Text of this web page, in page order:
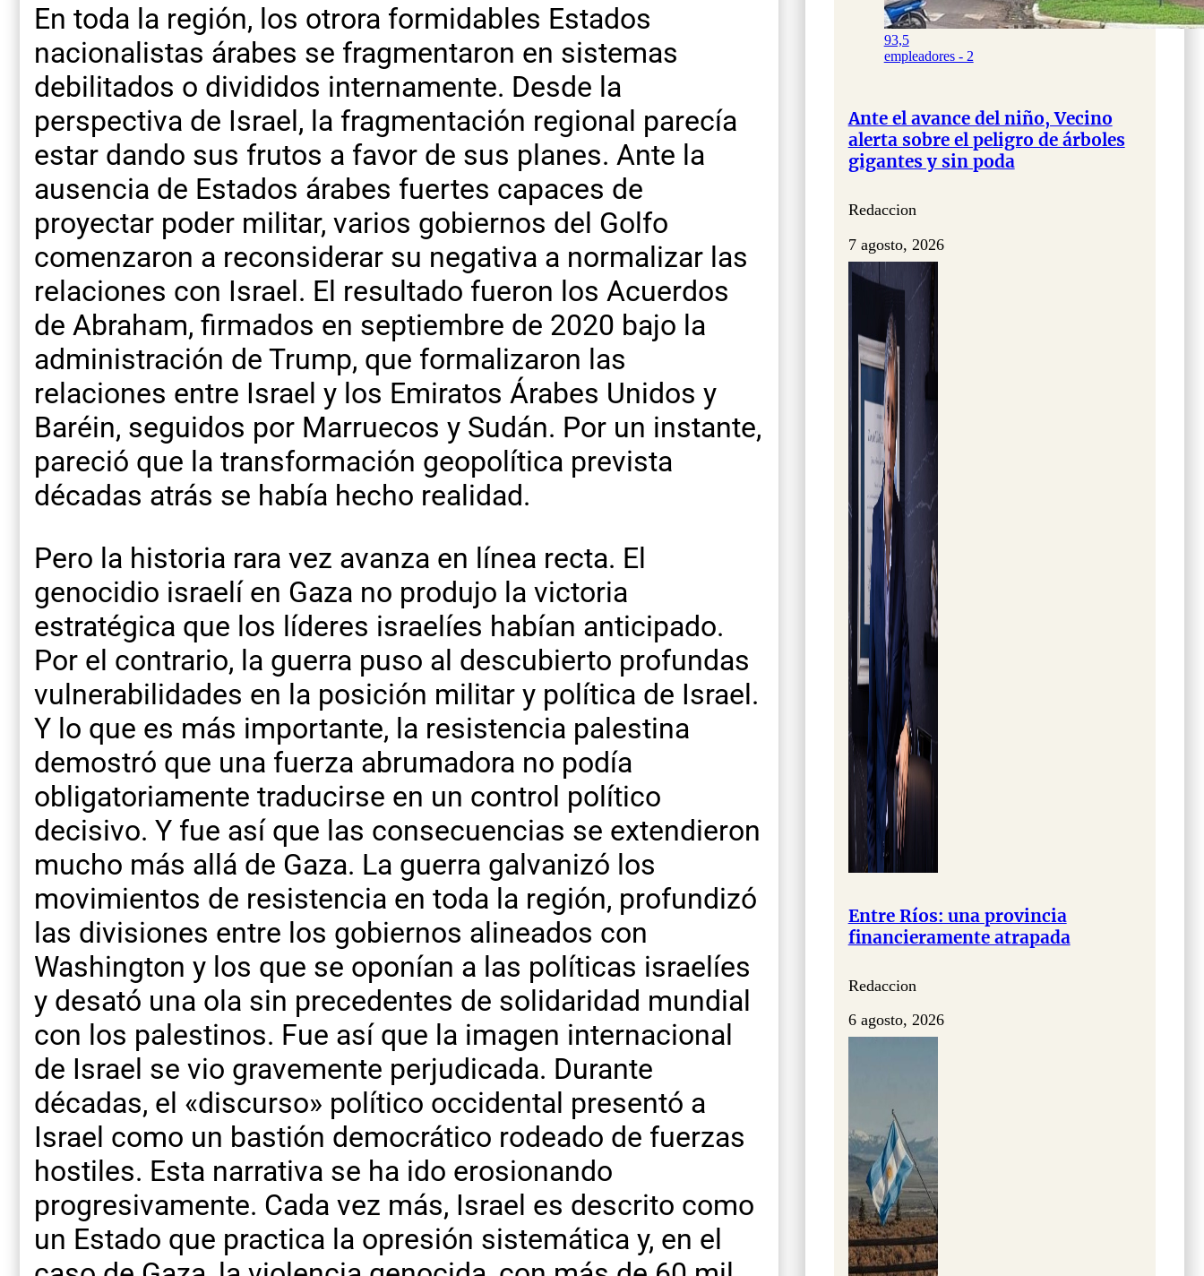
En toda la región, los otrora formidables Estados
nacionalistas árabes se fragmentaron en sistemas
debilitados o divididos internamente. Desde la
perspectiva de Israel, la fragmentación regional parecía
estar dando sus frutos a favor de sus planes. Ante la
ausencia de Estados árabes fuertes capaces de
proyectar poder militar, varios gobiernos del Golfo
comenzaron a reconsiderar su negativa a normalizar las
relaciones con Israel. El resultado fueron los Acuerdos
de Abraham, firmados en septiembre de 2020 bajo la
administración de Trump, que formalizaron las
relaciones entre Israel y los Emiratos Árabes Unidos y
Baréin, seguidos por Marruecos y Sudán. Por un instante,
pareció que la transformación geopolítica prevista
décadas atrás se había hecho realidad.
Pero la historia rara vez avanza en línea recta. El
genocidio israelí en Gaza no produjo la victoria
estratégica que los líderes israelíes habían anticipado.
Por el contrario, la guerra puso al descubierto profundas
vulnerabilidades en la posición militar y política de Israel.
Y lo que es más importante, la resistencia palestina
demostró que una fuerza abrumadora no podía
obligatoriamente traducirse en un control político
decisivo. Y fue así que las consecuencias se extendieron
mucho más allá de Gaza. La guerra galvanizó los
movimientos de resistencia en toda la región, profundizó
las divisiones entre los gobiernos alineados con
Washington y los que se oponían a las políticas israelíes
y desató una ola sin precedentes de solidaridad mundial
con los palestinos. Fue así que la imagen internacional
de Israel se vio gravemente perjudicada. Durante
décadas, el «discurso» político occidental presentó a
Israel como un bastión democrático rodeado de fuerzas
hostiles. Esta narrativa se ha ido erosionando
progresivamente. Cada vez más, Israel es descrito como
un Estado que practica la opresión sistemática y, en el
93,5
empleadores - 2
Ante el avance del niño, Vecino
alerta sobre el peligro de árboles
gigantes y sin poda
Redaccion
7 agosto, 2026
Entre Ríos: una provincia
financieramente atrapada
Redaccion
6 agosto, 2026